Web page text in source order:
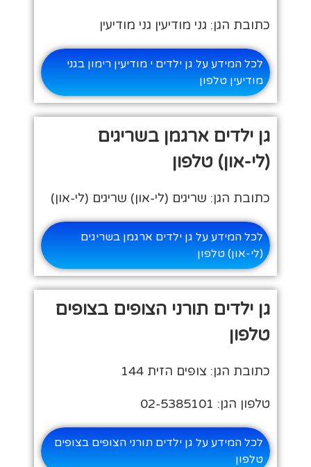
כתובת הגן: גני מודיעין גני מודיעין
לכל המידע על גן ילדים י מודיעין רימון בגני
מודיעין טלפון
גן ילדים ארגמן בשריגים
(לי-און) טלפון
כתובת הגן: שריגים (לי-און) שריגים (לי-און)
לכל המידע על גן ילדים ארגמן בשריגים
(לי-און) טלפון
גן ילדים תורני הצופים בצופים
טלפון
כתובת הגן: צופים הזית 144
טלפון הגן: 02-5385101
לכל המידע על גן ילדים תורני הצופים בצופים
טלפון